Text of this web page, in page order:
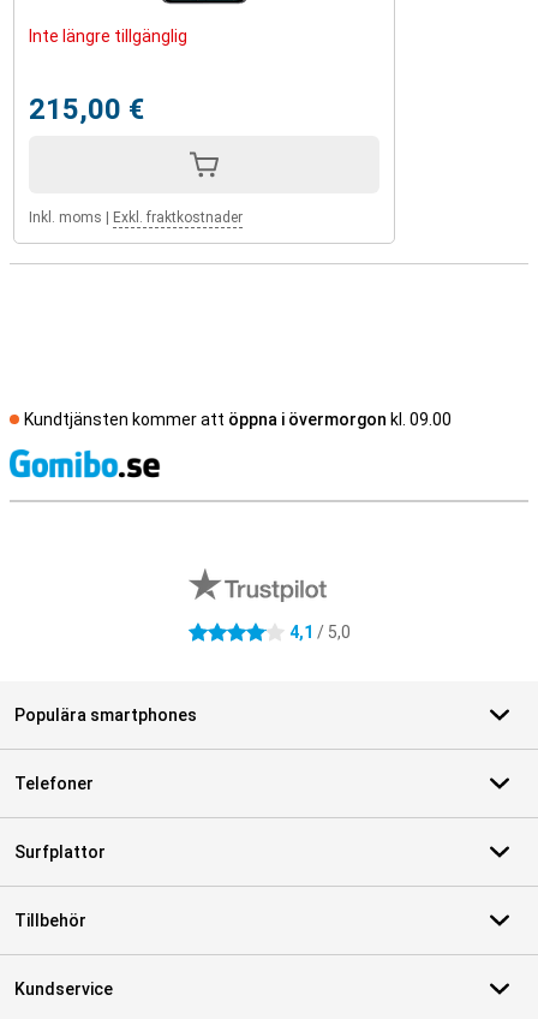
Inte längre tillgänglig
215,00 €
Inkl. moms Exkl. fraktkostnader
Kundtjänsten kommer att öppna i övermorgon kl. 09.00
4.1 stjärnor 4,1 / 5,0
Populära smartphones
Telefoner
Surfplattor
Tillbehör
Kundservice